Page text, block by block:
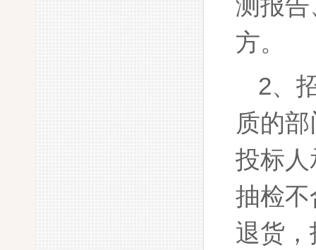
测报
方。
2、
质的
投标
抽检
退货